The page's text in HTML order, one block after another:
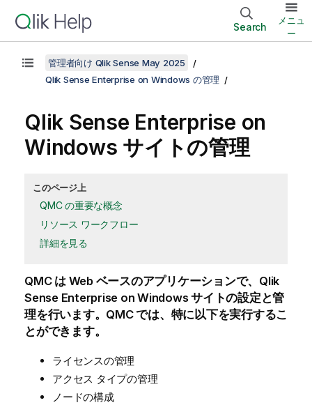
Search
メニュ
ー
管理者向け Qlik Sense May 2025
Qlik Sense Enterprise on Windows の管理
Qlik Sense Enterprise on
Windows サイトの管理
このページ上
QMC の重要な概念
リソース ワークフロー
詳細を見る
QMCは Web ベースのアプリケーションで、 Qlik
Sense Enterprise on Windows サイトの設定と管
理を行います。 QMCでは、特に以下を実行するこ
とができます。
ライセンスの管理
アクセス タイプの管理
ノードの構成